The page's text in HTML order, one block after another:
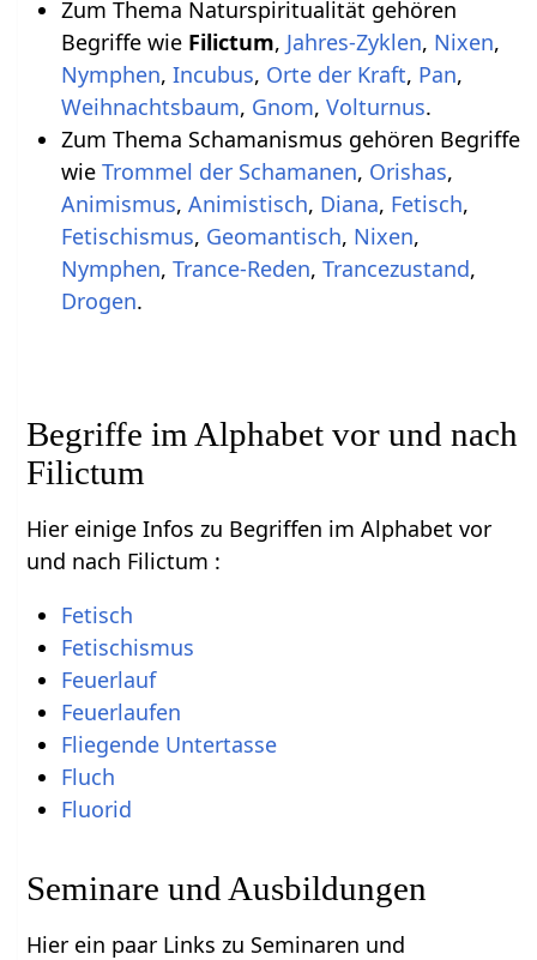
Zum Thema Naturspiritualität gehören
Begriffe wie Filictum, Jahres-Zyklen, Nixen,
Nymphen, Incubus, Orte der Kraft, Pan,
Weihnachtsbaum, Gnom, Volturnus.
Zum Thema Schamanismus gehören Begriffe
wie Trommel der Schamanen, Orishas,
Animismus, Animistisch, Diana, Fetisch,
Fetischismus, Geomantisch, Nixen,
Nymphen, Trance-Reden, Trancezustand,
Drogen.
Begriffe im Alphabet vor und nach
Filictum
Hier einige Infos zu Begriffen im Alphabet vor
und nach Filictum :
Fetisch
Fetischismus
Feuerlauf
Feuerlaufen
Fliegende Untertasse
Fluch
Fluorid
Seminare und Ausbildungen
Hier ein paar Links zu Seminaren und